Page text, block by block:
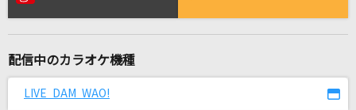
Loving You…
配信中のカラオケ機種
LIVE DAM WAO!